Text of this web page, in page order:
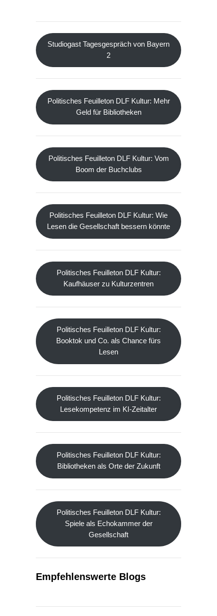
Studiogast Tagesgespräch von Bayern
2
Politisches Feuilleton DLF Kultur: Mehr
Geld für Bibliotheken
Politisches Feuilleton DLF Kultur: Vom
Boom der Buchclubs
Politisches Feuilleton DLF Kultur: Wie
Lesen die Gesellschaft bessern könnte
Politisches Feuilleton DLF Kultur:
Kaufhäuser zu Kulturzentren
Politisches Feuilleton DLF Kultur:
Booktok und Co. als Chance fürs
Lesen
Politisches Feuilleton DLF Kultur:
Lesekompetenz im KI-Zeitalter
Politisches Feuilleton DLF Kultur:
Bibliotheken als Orte der Zukunft
Politisches Feuilleton DLF Kultur:
Spiele als Echokammer der
Gesellschaft
Empfehlenswerte Blogs